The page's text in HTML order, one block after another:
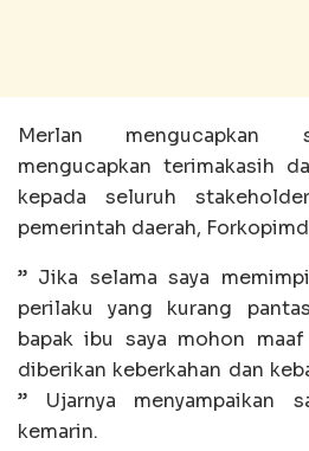
Merlan mengucapkan
mengucapkan terimakasih
kepada seluruh
pemerintah daerah,
” Jika selama saya
perilaku yang kurang
bapak ibu saya mohon
diberikan keberkahan dan
” Ujarnya menyampaikan
kemarin.